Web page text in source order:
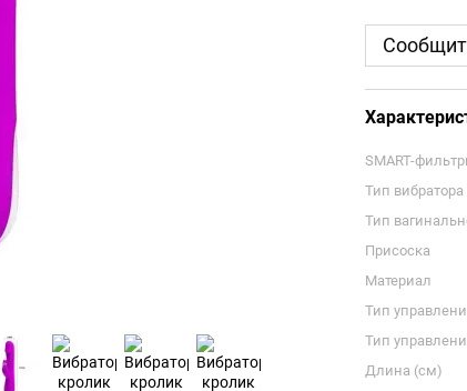
SMART-
Тип вибратора
Тип
Присоска
Материал
Тип
Тип
Длина (см)